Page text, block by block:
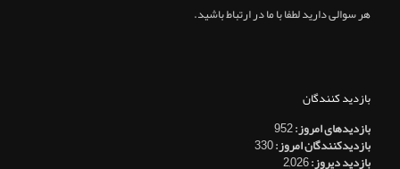
هر سوالی دارید لطفا با ما در ارتباط باشید.
بازدید کنندگان
بازدیدهای امروز:952
بازدیدکنندگان امروز:330
بازدید دیروز:2,026